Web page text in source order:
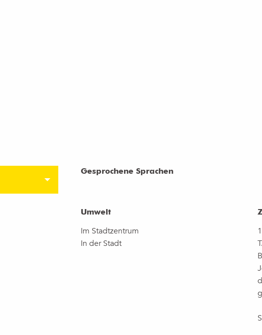
Gesprochene Sprachen
Gesprochene Sprachen
Umwelt
Umwelt
Im Stadtzentrum
In der Stadt